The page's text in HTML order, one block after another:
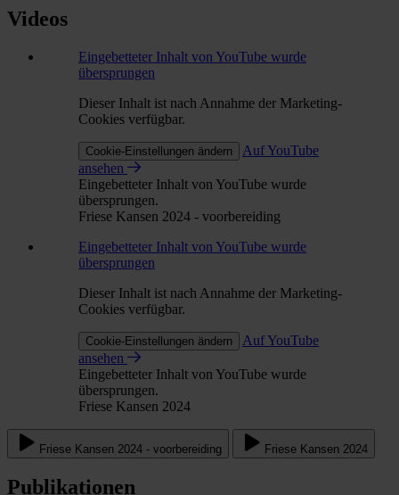
Videos
Eingebetteter Inhalt von YouTube wurde
übersprungen
Dieser Inhalt ist nach Annahme der Marketing-
Cookies verfügbar.
Cookie-Einstellungen ändern
Auf YouTube
ansehen
Eingebetteter Inhalt von YouTube wurde
übersprungen.
Friese Kansen 2024 - voorbereiding
Eingebetteter Inhalt von YouTube wurde
übersprungen
Dieser Inhalt ist nach Annahme der Marketing-
Cookies verfügbar.
Cookie-Einstellungen ändern
Auf YouTube
ansehen
Eingebetteter Inhalt von YouTube wurde
übersprungen.
Friese Kansen 2024
Friese Kansen 2024 - voorbereiding Friese Kansen 2024
Publikationen